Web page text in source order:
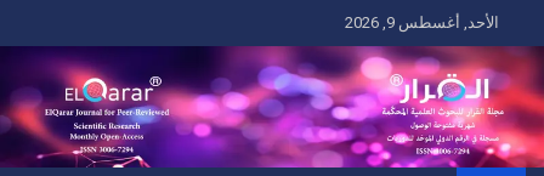
to
content
الأحد, أغسطس 9, 2026